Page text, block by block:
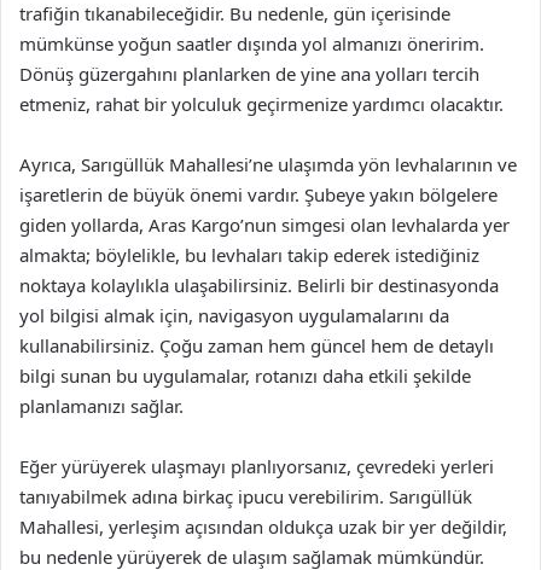
trafiğin tıkanabileceğidir. Bu nedenle, gün içerisinde
mümkünse yoğun saatler dışında yol almanızı öneririm.
Dönüş güzergahını planlarken de yine ana yolları tercih
etmeniz, rahat bir yolculuk geçirmenize yardımcı olacaktır.
Ayrıca, Sarıgüllük Mahallesi’ne ulaşımda yön levhalarının ve
işaretlerin de büyük önemi vardır. Şubeye yakın bölgelere
giden yollarda, Aras Kargo’nun simgesi olan levhalarda yer
almakta; böylelikle, bu levhaları takip ederek istediğiniz
noktaya kolaylıkla ulaşabilirsiniz. Belirli bir destinasyonda
yol bilgisi almak için, navigasyon uygulamalarını da
kullanabilirsiniz. Çoğu zaman hem güncel hem de detaylı
bilgi sunan bu uygulamalar, rotanızı daha etkili şekilde
planlamanızı sağlar.
Eğer yürüyerek ulaşmayı planlıyorsanız, çevredeki yerleri
tanıyabilmek adına birkaç ipucu verebilirim. Sarıgüllük
Mahallesi, yerleşim açısından oldukça uzak bir yer değildir,
bu nedenle yürüyerek de ulaşım sağlamak mümkündür.